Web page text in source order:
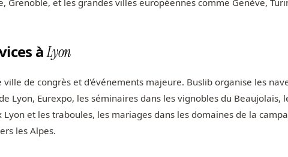
Grenoble, et les grandes villes européennes comme Genève,
àLyon
ville de congrès et d'événements majeure. Buslib organise les
Lyon, Eurexpo, les séminaires dans les vignobles du Beaujolais,
Lyon et les traboules, les mariages dans les domaines de la
les Alpes.